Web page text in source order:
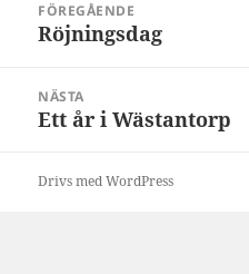
FÖREGÅENDE
Föregående
Röjningsdag
NÄSTA
Nästa
Ett år i Wästantorp
Drivs med WordPress